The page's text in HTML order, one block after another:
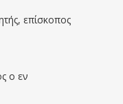
επίσκοπος
ο εν